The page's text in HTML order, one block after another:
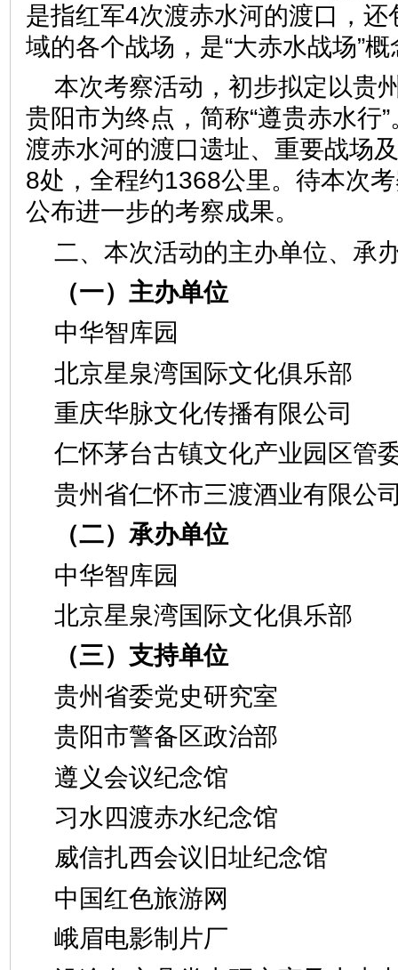
是指红军4次渡赤水河的渡口，
域的各个战场，是“大赤水战场”概
本次考察活动，初步拟定以贵
贵阳市为终点，简称“遵贵赤水行
渡赤水河的渡口遗址、重要战场
8处，全程约1368公里。待本次
公布进一步的考察成果。
二、本次活动的主办单位、承
（一）主办单位
中华智库园
北京星泉湾国际文化俱乐部
重庆华脉文化传播有限公司
仁怀茅台古镇文化产业园区管
贵州省仁怀市三渡酒业有限公
（二）承办单位
中华智库园
北京星泉湾国际文化俱乐部
（三）支持单位
贵州省委党史研究室
贵阳市警备区政治部
遵义会议纪念馆
习水四渡赤水纪念馆
威信扎西会议旧址纪念馆
中国红色旅游网
峨眉电影制片厂